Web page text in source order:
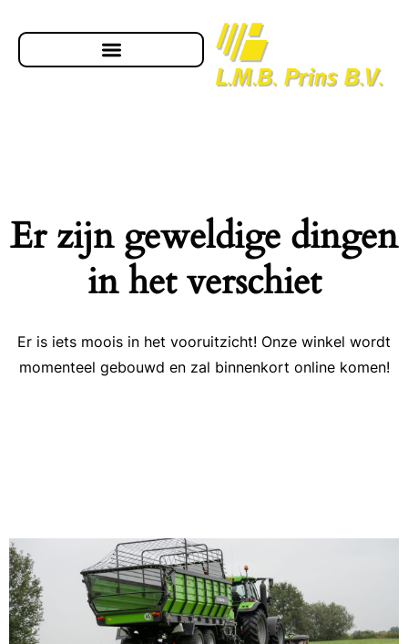
Er zijn geweldige dingen
in het verschiet
Er is iets moois in het vooruitzicht! Onze winkel wordt
momenteel gebouwd en zal binnenkort online komen!